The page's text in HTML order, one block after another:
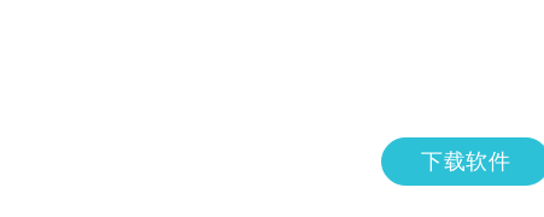
下载软件